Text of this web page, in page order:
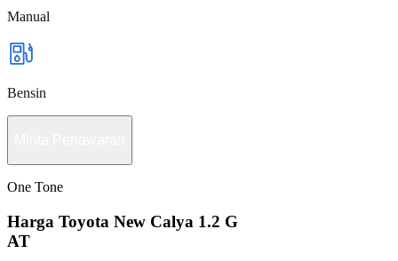
Manual
Bensin
One Tone
Harga Toyota New Calya 1.2 G
AT